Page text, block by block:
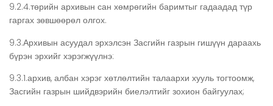
9.2.4.төрийн архивын сан хөмрөгийн баримтыг гадаадад түр
гаргах зөвшөөрөл олгох.
9.3.Архивын асуудал эрхэлсэн Засгийн газрын гишүүн дараахь
бүрэн эрхийг хэрэгжүүлнэ:
9.3.1.архив, албан хэрэг хөтлөлтийн талаархи хууль тогтоомж,
Засгийн газрын шийдвэрийн биелэлтийг зохион байгуулах;